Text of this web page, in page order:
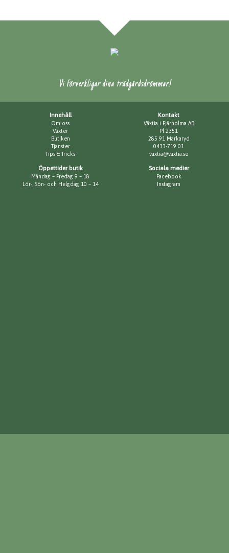
Vi förverkligar dina trädgårdsdrömmar!
Innehåll
Om oss
Växter
Butiken
Tjänster
Tips & Tricks
Kontakt
Växtia i Fjärholma AB
Pl 2351
285 91 Markaryd
0433-719 01
vaxtia@vaxtia.se
Öppettider butik
Måndag – Fredag 9 – 18
Lör-, Sön- och Helgdag 10 – 14
Sociala medier
Facebook
Instagram